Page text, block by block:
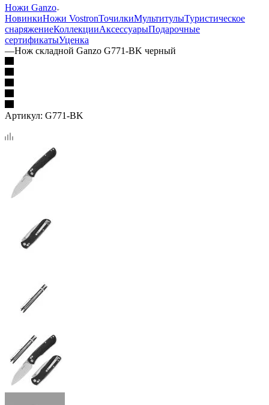
Ножи Ganzo
НовинкиНожи VostronТочилкиМультитулыТуристическое
снаряжениеКоллекцииАксессуарыПодарочные
сертификатыУценка
—Нож складной Ganzo G771-BK черный
Артикул: G771-BK